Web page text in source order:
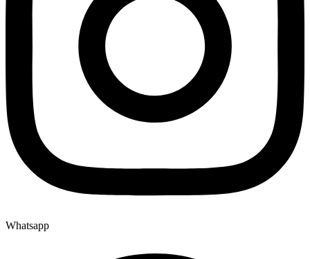
Whatsapp